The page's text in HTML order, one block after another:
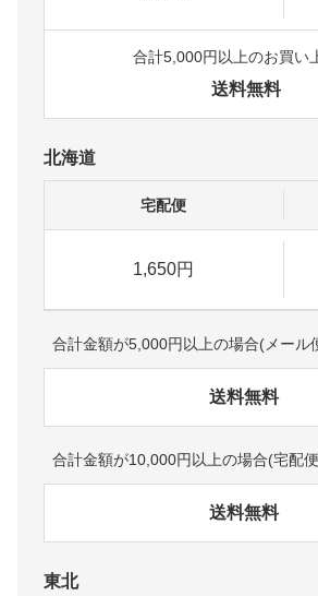
合計5,000円以上のお買い
送料無料
北海道
宅配便
1,650円
合計金額が5,000円以上の場合(メール
送料無料
合計金額が10,000円以上の場合(宅配
送料無料
東北